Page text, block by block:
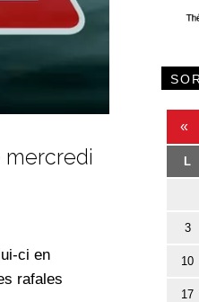
mercredi
ci en
rafales
«
L
3
10
17